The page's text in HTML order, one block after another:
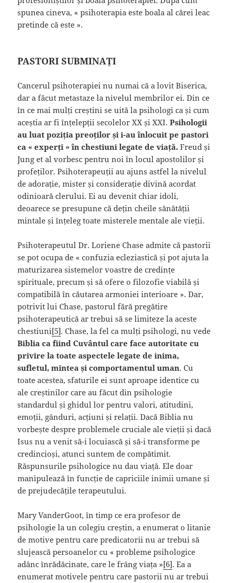
spunea cineva, « psihoterapia este boala al cărei leac
pretinde că este ».
PASTORI SUBMINAȚI
Cancerul psihoterapiei nu numai că a lovit Biserica,
dar a făcut metastaze la nivelul membrilor ei. Din ce
în ce mai mulți creștini se uită la psihologi ca și cum
aceștia ar fi înțelepții secolelor XX și XXI.Psihologii
au luat poziția preoților și i-au înlocuit pe pastori
ca « experți » în chestiuni legate de viață.Freud și
Jung et al vorbesc pentru noi în locul apostolilor și
profeților. Psihoterapeuții au ajuns astfel la nivelul
de adorație, mister și considerație divină acordat
odinioară clerului. Ei au devenit chiar idoli,
deoarece se presupune că dețin cheile sănătății
mintale și înțeleg toate misterele mentale ale vieții.
Psihoterapeutul Dr. Loriene Chase admite că pastorii
se pot ocupa de « confuzia ecleziastică și pot ajuta la
maturizarea sistemelor voastre de credințe
spirituale, precum și să ofere o filozofie viabilă și
compatibilă în căutarea armoniei interioare ». Dar,
potrivit lui Chase, pastorul fără pregătire
psihoterapeutică ar trebui să se limiteze la aceste
chestiuni[5]. Chase, la fel ca mulți psihologi, nu vede
Biblia ca fiind Cuvântul care face autoritate cu
privire la toate aspectele legate de inima,
sufletul, mintea și comportamentul uman. Cu
toate acestea, sfaturile ei sunt aproape identice cu
ale creștinilor care au făcut din psihologie
standardul și ghidul lor pentru valori, atitudini,
emoții, gânduri, acțiuni și relații. Dacă Biblia nu
vorbește despre problemele cruciale ale vieții și dacă
Isus nu a venit să-i locuiască și să-i transforme pe
credincioși, atunci suntem de compătimit.
Răspunsurile psihologice nu dau viață. Ele doar
manipulează în funcție de capriciile inimii umane și
de prejudecățile terapeutului.
Mary VanderGoot, în timp ce era profesor de
psihologie la un colegiu creștin, a enumerat o litanie
de motive pentru care predicatorii nu ar trebui să
slujească persoanelor cu « probleme psihologice
adânc înrădăcinate, care le frâng viața »[6]. Ea a
enumerat motivele pentru care pastorii nu ar trebui